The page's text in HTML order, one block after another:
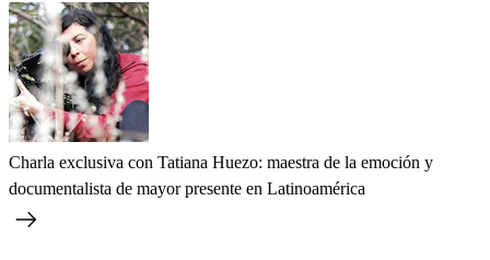
Charla exclusiva con Tatiana Huezo: maestra de la emoción y
documentalista de mayor presente en Latinoamérica